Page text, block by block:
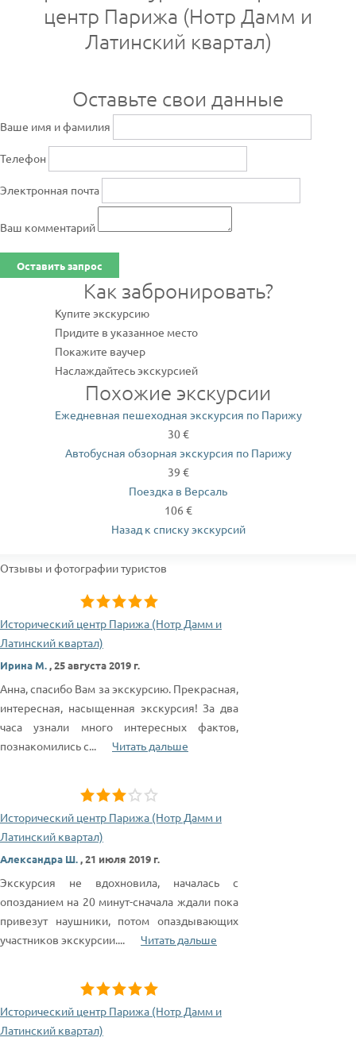
центр Парижа (Нотр Дамм и
Латинский квартал)
Оставьте свои данные
Ваше имя и фамилия
Телефон
Электронная почта
Ваш комментарий
Оставить запрос
Как забронировать?
Купите экскурсию
Придите в указанное место
Покажите ваучер
Наслаждайтесь экскурсией
Похожие экскурсии
Ежедневная пешеходная экскурсия по Парижу
30 €
Автобусная обзорная экскурсия по Парижу
39 €
Поездка в Версаль
106 €
Назад к списку экскурсий
Отзывы и фотографии туристов
Исторический центр Парижа (Нотр Дамм и
Латинский квартал)
Ирина М.,25 августа 2019 г.
Анна, спасибо Вам за экскурсию. Прекрасная,
интересная, насыщенная экскурсия! За два
часа узнали много интересных фактов,
познакомились с... Читать дальше
Исторический центр Парижа (Нотр Дамм и
Латинский квартал)
Александра Ш.,21 июля 2019 г.
Экскурсия не вдохновила, началась с
опозданием на 20 минут-сначала ждали пока
привезут наушники, потом опаздывающих
участников экскурсии.... Читать дальше
Исторический центр Парижа (Нотр Дамм и
Латинский квартал)